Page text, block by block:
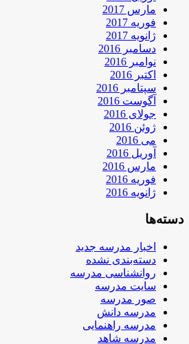
مارس 2017
فوریه 2017
ژانویه 2017
دسامبر 2016
نوامبر 2016
اکتبر 2016
سپتامبر 2016
آگوست 2016
جولای 2016
ژوئن 2016
می 2016
آوریل 2016
مارس 2016
فوریه 2016
ژانویه 2016
دسته‌ها
اخبار مدرسه جدید
دسته‌بندی نشده
روانشناسی مدرسه
سایت مدرسه
صور مدرسه
مدرسه دانش
مدرسه راهنمایی
مدرسه شاهد